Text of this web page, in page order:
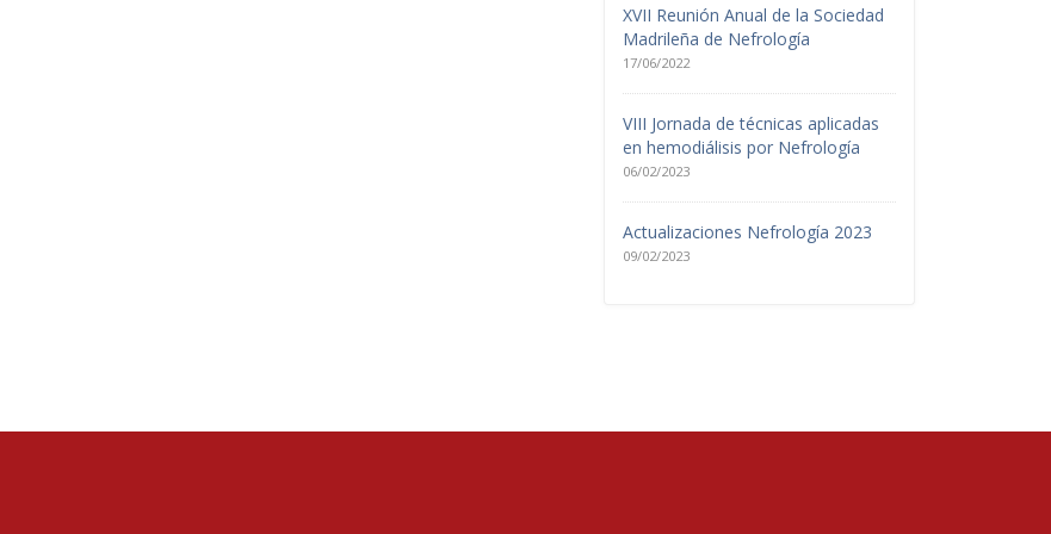
XVII Reunión Anual de la Sociedad
Madrileña de Nefrología
17/06/2022
VIII Jornada de técnicas aplicadas
en hemodiálisis por Nefrología
06/02/2023
Actualizaciones Nefrología 2023
09/02/2023